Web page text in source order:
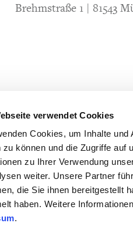
verwendet Cookies
Cookies, um Inhalte
zu können und die Zugriffe auf
zu Ihrer Verwendung
weiter. Unsere Partner
die Sie ihnen bereitgestellt
haben. Weitere
.
Brehmstraße 1 | 81543